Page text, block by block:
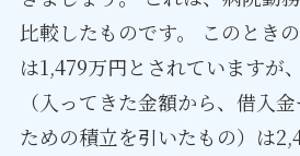
比較したものです。 このとき
は1,479万円とされていますが
（入ってきた金額から、借入
ための積立を引いたもの）は